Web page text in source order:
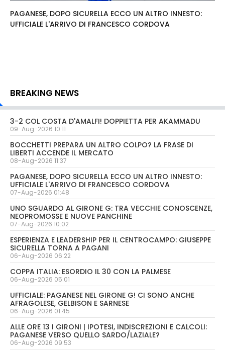
PAGANESE, DOPO SICURELLA ECCO UN ALTRO INNESTO:
UFFICIALE L'ARRIVO DI FRANCESCO CORDOVA
BREAKING NEWS
3-2 COL COSTA D'AMALFI! DOPPIETTA PER AKAMMADU
09-Aug-2026 10:11
BOCCHETTI PREPARA UN ALTRO COLPO? LA FRASE DI
LIBERTI ACCENDE IL MERCATO
08-Aug-2026 11:37
PAGANESE, DOPO SICURELLA ECCO UN ALTRO INNESTO:
UFFICIALE L'ARRIVO DI FRANCESCO CORDOVA
07-Aug-2026 01:48
UNO SGUARDO AL GIRONE G: TRA VECCHIE CONOSCENZE,
NEOPROMOSSE E NUOVE PANCHINE
07-Aug-2026 10:02
ESPERIENZA E LEADERSHIP PER IL CENTROCAMPO: GIUSEPPE
SICURELLA TORNA A PAGANI
06-Aug-2026 06:22
COPPA ITALIA: ESORDIO IL 30 CON LA PALMESE
06-Aug-2026 05:01
UFFICIALE: PAGANESE NEL GIRONE G! CI SONO ANCHE
AFRAGOLESE, GELBISON E SARNESE
06-Aug-2026 01:45
ALLE ORE 13 I GIRONI | IPOTESI, INDISCREZIONI E CALCOLI:
PAGANESE VERSO QUELLO SARDO/LAZIALE?
06-Aug-2026 09:53